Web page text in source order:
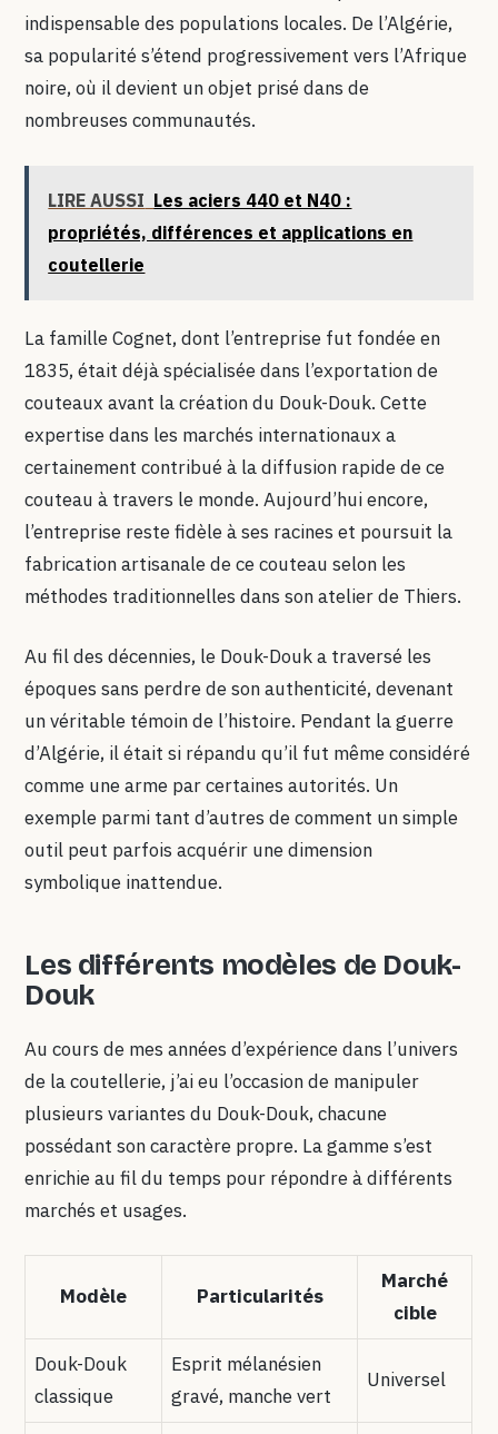
indispensable des populations locales. De l’Algérie,
sa popularité s’étend progressivement vers l’Afrique
noire, où il devient un objet prisé dans de
nombreuses communautés.
LIRE AUSSI Les aciers 440 et N40 :
propriétés, différences et applications en
coutellerie
La famille Cognet, dont l’entreprise fut fondée en
1835, était déjà spécialisée dans l’exportation de
couteaux avant la création du Douk-Douk. Cette
expertise dans les marchés internationaux a
certainement contribué à la diffusion rapide de ce
couteau à travers le monde. Aujourd’hui encore,
l’entreprise reste fidèle à ses racines et poursuit la
fabrication artisanale de ce couteau selon les
méthodes traditionnelles dans son atelier de Thiers.
Au fil des décennies, le Douk-Douk a traversé les
époques sans perdre de son authenticité, devenant
un véritable témoin de l’histoire. Pendant la guerre
d’Algérie, il était si répandu qu’il fut même considéré
comme une arme par certaines autorités. Un
exemple parmi tant d’autres de comment un simple
outil peut parfois acquérir une dimension
symbolique inattendue.
Les différents modèles de Douk-
Douk
Au cours de mes années d’expérience dans l’univers
de la coutellerie, j’ai eu l’occasion de manipuler
plusieurs variantes du Douk-Douk, chacune
possédant son caractère propre. La gamme s’est
enrichie au fil du temps pour répondre à différents
marchés et usages.
Modèle Particularités
Marché
cible
Douk-Douk
classique
Esprit mélanésien
gravé, manche vert
Universel